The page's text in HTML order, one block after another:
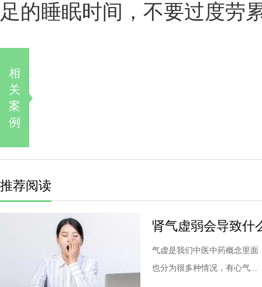
足的睡眠时间，不要过度劳
相
关
案
例
推荐阅读
肾气虚弱会导致什
气虚是我们中医中药概念里
也分为很多种情况，有心气...